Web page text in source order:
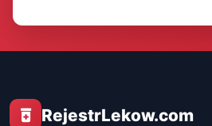
RejestrLekow.com